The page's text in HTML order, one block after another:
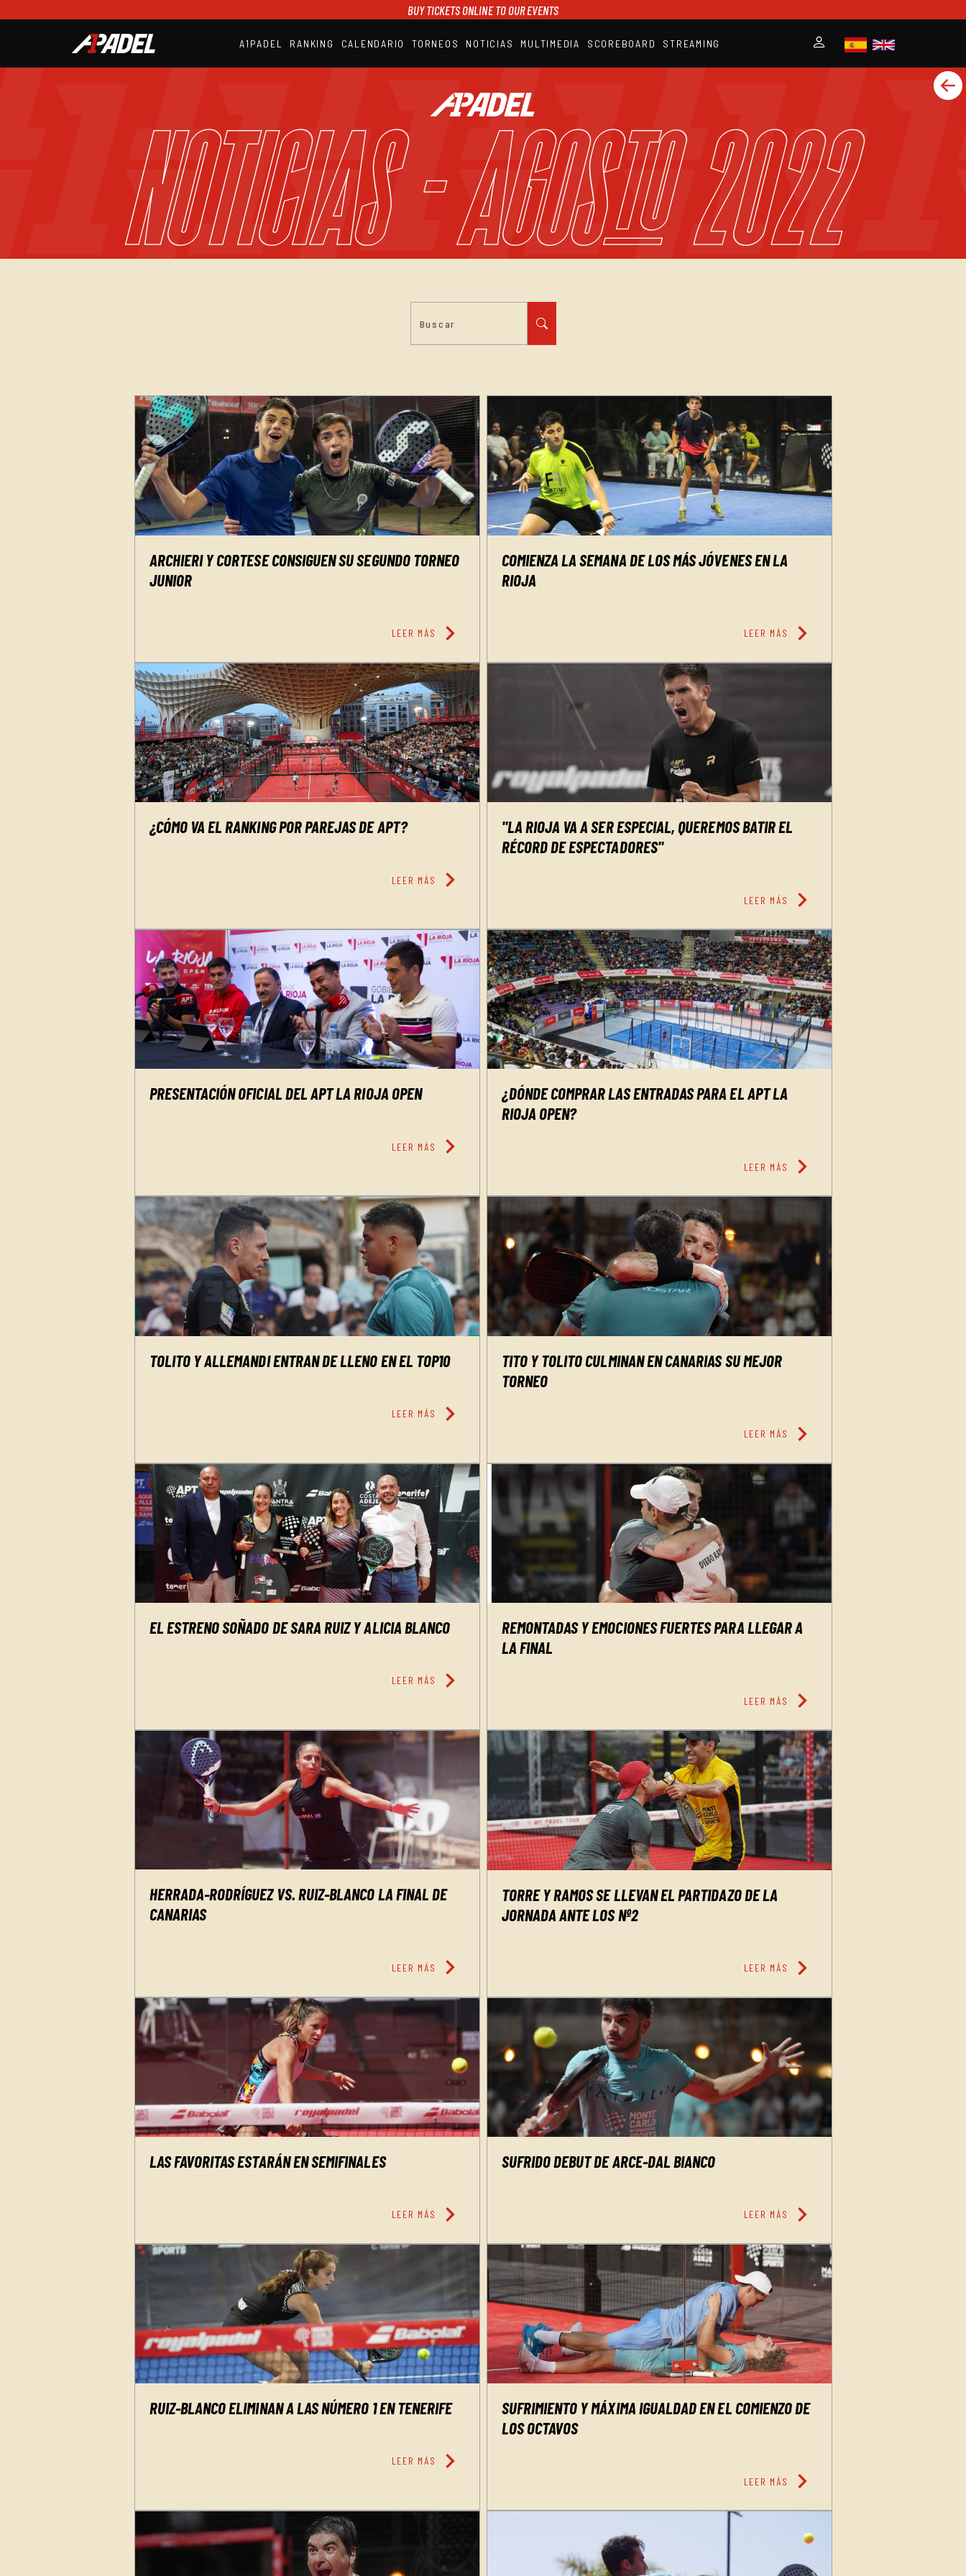
BUY TICKETS ONLINE TO OUR EVENTS
A1PADEL RANKING CALENDARIO TORNEOS NOTICIAS MULTIMEDIA SCOREBOARD STREAMING
CALENDARIO
TORNEOS
MULTIMEDIA
SCOREBOARD
STREAMING
NOTICIAS - Agosto 2022
ARCHIERI Y CORTESE CONSIGUEN SU SEGUNDO TORNEO
JUNIOR
LEER MÁS chevron_right
COMIENZA LA SEMANA DE LOS MÁS JÓVENES EN LA
RIOJA
LEER MÁS chevron_right
¿CÓMO VA EL RANKING POR PAREJAS DE APT?
LEER MÁS chevron_right
"LA RIOJA VA A SER ESPECIAL, QUEREMOS BATIR EL
RÉCORD DE ESPECTADORES"
LEER MÁS chevron_right
PRESENTACIÓN OFICIAL DEL APT LA RIOJA OPEN
LEER MÁS chevron_right
¿DÓNDE COMPRAR LAS ENTRADAS PARA EL APT LA
RIOJA OPEN?
LEER MÁS chevron_right
TOLITO Y ALLEMANDI ENTRAN DE LLENO EN EL TOP10
LEER MÁS chevron_right
TITO Y TOLITO CULMINAN EN CANARIAS SU MEJOR
TORNEO
LEER MÁS chevron_right
EL ESTRENO SOÑADO DE SARA RUIZ Y ALICIA BLANCO
LEER MÁS chevron_right
REMONTADAS Y EMOCIONES FUERTES PARA LLEGAR A
LA FINAL
LEER MÁS chevron_right
HERRADA-RODRÍGUEZ VS. RUIZ-BLANCO LA FINAL DE
CANARIAS
LEER MÁS chevron_right
TORRE Y RAMOS SE LLEVAN EL PARTIDAZO DE LA
JORNADA ANTE LOS Nº2
LEER MÁS chevron_right
LAS FAVORITAS ESTARÁN EN SEMIFINALES
LEER MÁS chevron_right
SUFRIDO DEBUT DE ARCE-DAL BIANCO
LEER MÁS chevron_right
RUIZ-BLANCO ELIMINAN A LAS NÚMERO 1 EN TENERIFE
LEER MÁS chevron_right
SUFRIMIENTO Y MÁXIMA IGUALDAD EN EL COMIENZO DE
LOS OCTAVOS
LEER MÁS chevron_right